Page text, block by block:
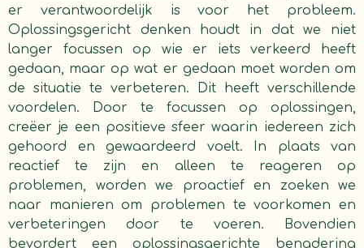
er verantwoordelijk is voor het probleem.
Oplossingsgericht denken houdt in dat we niet
langer focussen op wie er iets verkeerd heeft
gedaan, maar op wat er gedaan moet worden om
de situatie te verbeteren. Dit heeft verschillende
voordelen. Door te focussen op oplossingen,
creëer je een positieve sfeer waarin iedereen zich
gehoord en gewaardeerd voelt. In plaats van
reactief te zijn en alleen te reageren op
problemen, worden we proactief en zoeken we
naar manieren om problemen te voorkomen en
verbeteringen door te voeren. Bovendien
bevordert een oplossingsgerichte benadering